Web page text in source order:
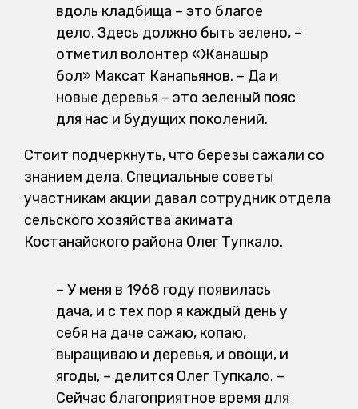
вдоль кладбища – это благое
дело. Здесь должно быть зелено, –
отметил волонтер «Жанашыр
бол» Максат Канапьянов. – Да и
новые деревья – это зеленый пояс
для нас и будущих поколений.
Стоит подчеркнуть, что березы сажали со
знанием дела. Специальные советы
участникам акции давал сотрудник отдела
сельского хозяйства акимата
Костанайского района Олег Тупкало.
– У меня в 1968 году появилась
дача, и с тех пор я каждый день у
себя на даче сажаю, копаю,
выращиваю и деревья, и овощи, и
ягоды, – делится Олег Тупкало. –
Сейчас благоприятное время для